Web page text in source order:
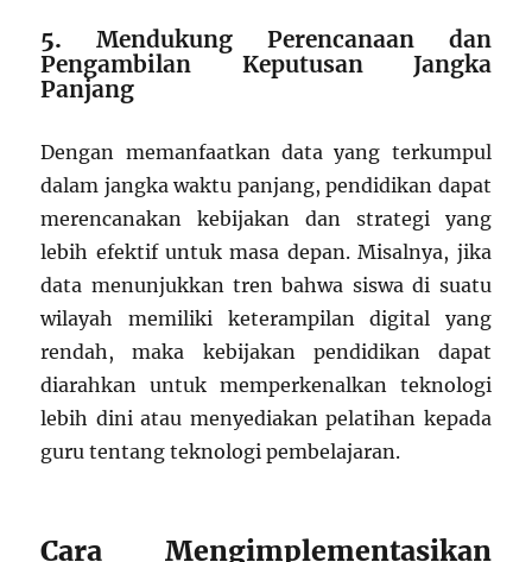
5.Mendukung Perencanaan dan
Pengambilan Keputusan Jangka
Panjang
Dengan memanfaatkan data yang terkumpul
dalam jangka waktu panjang, pendidikan dapat
merencanakan kebijakan dan strategi yang
lebih efektif untuk masa depan. Misalnya, jika
data menunjukkan tren bahwa siswa di suatu
wilayah memiliki keterampilan digital yang
rendah, maka kebijakan pendidikan dapat
diarahkan untuk memperkenalkan teknologi
lebih dini atau menyediakan pelatihan kepada
guru tentang teknologi pembelajaran.
Cara Mengimplementasikan